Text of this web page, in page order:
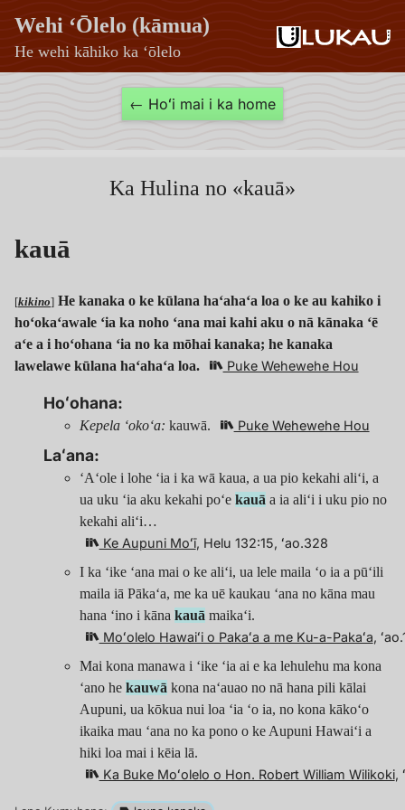
Wehi ʻŌlelo (kāmua)
He wehi kāhiko ka ʻōlelo
← Hoʻi mai i ka home
Ka Hulina no «kauā»
kauā
[kikino] He kanaka o ke kūlana haʻahaʻa loa o ke au kahiko i
hoʻokaʻawale ʻia ka noho ʻana mai kahi aku o nā kānaka ʻē
aʻe a i hoʻohana ʻia no ka mōhai kanaka; he kanaka
lawelawe kūlana haʻahaʻa loa.
Puke Wehewehe Hou
Hoʻohana:
Kepela ʻokoʻa: kauwā. Puke Wehewehe Hou
Laʻana:
ʻAʻole i lohe ʻia i ka wā kaua, a ua pio kekahi aliʻi, a
ua uku ʻia aku kekahi poʻe kauā a ia aliʻi i uku pio no
kekahi aliʻi…
Ke Aupuni Moʻī, Helu 132:15, ʻao.328
I ka ʻike ʻana mai o ke aliʻi, ua lele maila ʻo ia a pūʻili
maila iā Pākaʻa, me ka uē kaukau ʻana no kāna mau
hana ʻino i kāna kauā maikaʻi.
Moʻolelo Hawaiʻi o Pakaʻa a me Ku-a-Pakaʻa,
Mai kona manawa i ʻike ʻia ai e ka lehulehu ma kona
ʻano he kauwā kona naʻauao no nā hana pili kālai
Aupuni, ua kōkua nui loa ʻia ʻo ia, no kona kākoʻo
ikaika mau ʻana no ka pono o ke Aupuni Hawaiʻi a
hiki loa mai i kēia lā.
Ka Buke Moʻolelo o Hon. Robert William Wilikoki,